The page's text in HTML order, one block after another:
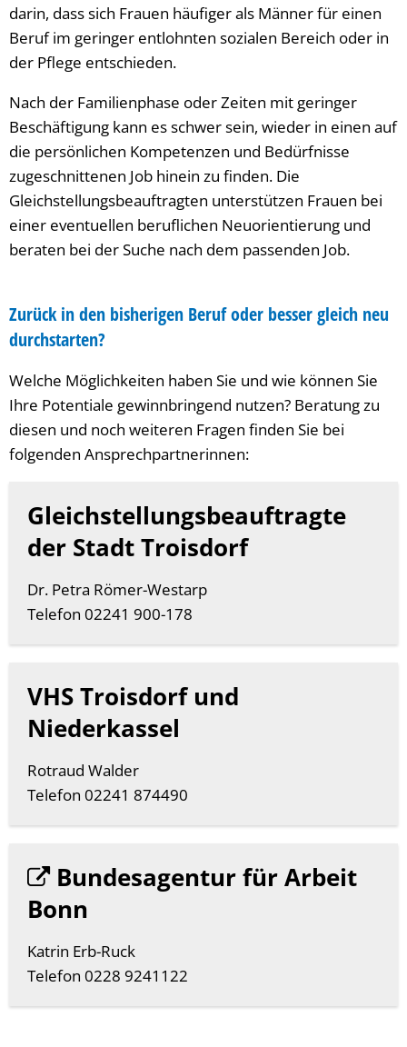
darin, dass sich Frauen häufiger als Männer für einen
Beruf im geringer entlohnten sozialen Bereich oder in
der Pflege entschieden.
Nach der Familienphase oder Zeiten mit geringer
Beschäftigung kann es schwer sein, wieder in einen auf
die persönlichen Kompetenzen und Bedürfnisse
zugeschnittenen Job hinein zu finden. Die
Gleichstellungsbeauftragten unterstützen Frauen bei
einer eventuellen beruflichen Neuorientierung und
beraten bei der Suche nach dem passenden Job.
Zurück in den bisherigen Beruf oder besser gleich neu
durchstarten?
Welche Möglichkeiten haben Sie und wie können Sie
Ihre Potentiale gewinnbringend nutzen? Beratung zu
diesen und noch weiteren Fragen finden Sie bei
folgenden Ansprechpartnerinnen:
Gleichstellungsbeauftragte
der Stadt Troisdorf
Dr. Petra Römer-Westarp
Telefon 02241 900-178
VHS Troisdorf und
Niederkassel
Rotraud Walder
Telefon 02241 874490
Bundesagentur für Arbeit
Bonn
Katrin Erb-Ruck
Telefon 0228 9241122